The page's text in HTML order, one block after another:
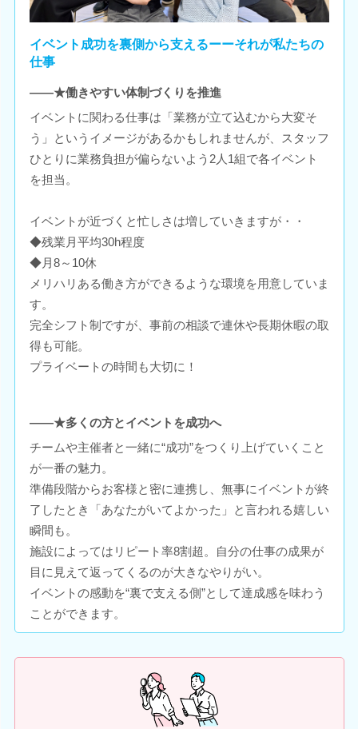
イベント成功を裏側から支えるーーそれが私たちの
仕事
――★働きやすい体制づくりを推進
イベントに関わる仕事は「業務が立て込むから大変そ
う」というイメージがあるかもしれませんが、スタッフ
ひとりに業務負担が偏らないよう2人1組で各イベント
を担当。
イベントが近づくと忙しさは増していきますが・・
◆残業月平均30h程度
◆月8～10休
メリハリある働き方ができるような環境を用意していま
す。
完全シフト制ですが、事前の相談で連休や長期休暇の取
得も可能。
プライベートの時間も大切に！
――★多くの方とイベントを成功へ
チームや主催者と一緒に“成功”をつくり上げていくこと
が一番の魅力。
準備段階からお客様と密に連携し、無事にイベントが終
了したとき「あなたがいてよかった」と言われる嬉しい
瞬間も。
施設によってはリピート率8割超。自分の仕事の成果が
目に見えて返ってくるのが大きなやりがい。
イベントの感動を“裏で支える側”として達成感を味わう
ことができます。